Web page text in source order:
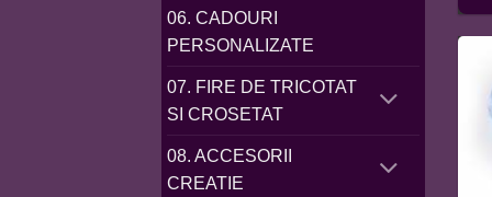
06. CADOURI
PERSONALIZATE
07. FIRE DE TRICOTAT
SI CROSETAT
08. ACCESORII
CREATIE